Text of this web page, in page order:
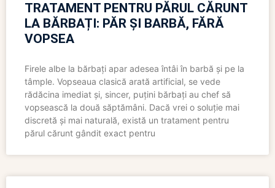
TRATAMENT PENTRU PĂRUL CĂRUNT
LA BĂRBAȚI: PĂR ȘI BARBĂ, FĂRĂ
VOPSEA
Firele albe la bărbați apar adesea întâi în barbă și pe la
tâmple. Vopseaua clasică arată artificial, se vede
rădăcina imediat și, sincer, puțini bărbați au chef să
vopsească la două săptămâni. Dacă vrei o soluție mai
discretă și mai naturală, există un tratament pentru
părul cărunt gândit exact pentru